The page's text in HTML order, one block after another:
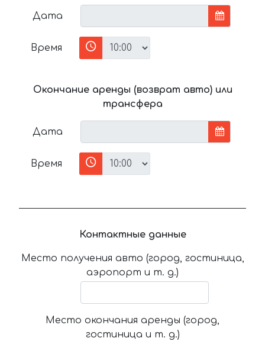
Дата
Время
Окончание аренды (возврат авто) или
трансфера
Дата
Время
Контактные данные
Место получения авто (город, гостиница,
аэропорт и т. д.)
Место окончания аренды (город,
гостиница и т. д.)